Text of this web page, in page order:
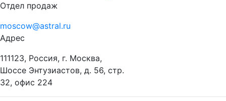
Отдел продаж
moscow@astral.ru
Адрес
111123, Россия, г. Москва,
Шоссе Энтузиастов, д. 56, стр.
32, офис 224